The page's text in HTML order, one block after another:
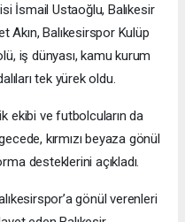
İsmail Ustaoğlu, Balıkesir
Akın, Balıkesirspor Kulüp
iş dünyası, kamu kurum
tek yürek oldu.
ekibi ve futbolcuların da
kırmızı beyaza gönül
desteklerini açıkladı.
gönül verenleri